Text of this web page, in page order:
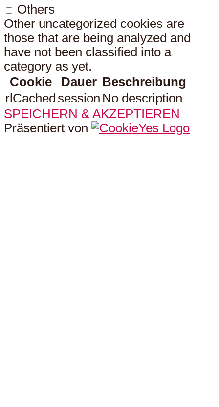
Others
Other uncategorized cookies are
those that are being analyzed and
have not been classified into a
category as yet.
Cookie
Dauer Beschreibung
rlCached session No description
SPEICHERN & AKZEPTIEREN
Präsentiert von